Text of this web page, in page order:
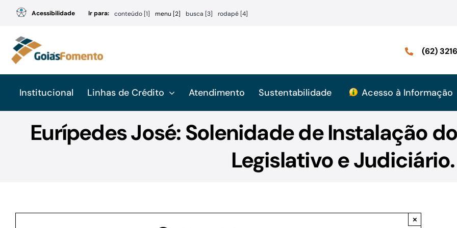
conteúdo
Acessibilidade Ir para: conteúdo [1] menu [2] busca [3] rodapé [4]
(62)
Institucional Linhas de Crédito Atendimento Sustentabilidade Acesso à Informação
Eurípedes José: Solenidade de Instalação
Legislativo e Judiciário.
×